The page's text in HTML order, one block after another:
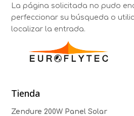
La página solicitada no pudo
perfeccionar su búsqueda o
localizar la entrada.
Tienda
Zendure 200W Panel Solar